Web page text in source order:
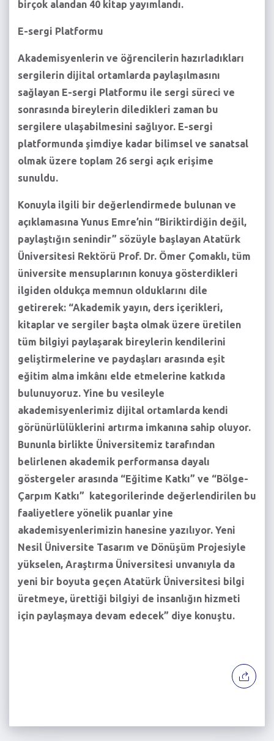
birçok alandan 40 kitap yayımlandı.
E-sergi Platformu
Akademisyenlerin ve öğrencilerin hazırladıkları
sergilerin dijital ortamlarda paylaşılmasını
sağlayan E-sergi Platformu ile sergi süreci ve
sonrasında bireylerin diledikleri zaman bu
sergilere ulaşabilmesini sağlıyor. E-sergi
platformunda şimdiye kadar bilimsel ve sanatsal
olmak üzere toplam 26 sergi açık erişime
sunuldu.
Konuyla ilgili bir değerlendirmede bulunan ve
açıklamasına Yunus Emre’nin “Biriktirdiğin değil,
paylaştığın senindir” sözüyle başlayan Atatürk
Üniversitesi Rektörü Prof. Dr. Ömer Çomaklı, tüm
üniversite mensuplarının konuya gösterdikleri
ilgiden oldukça memnun olduklarını dile
getirerek: “Akademik yayın, ders içerikleri,
kitaplar ve sergiler başta olmak üzere üretilen
tüm bilgiyi paylaşarak bireylerin kendilerini
geliştirmelerine ve paydaşları arasında eşit
eğitim alma imkânı elde etmelerine katkıda
bulunuyoruz. Yine bu vesileyle
akademisyenlerimiz dijital ortamlarda kendi
görünürlülüklerini artırma imkanına sahip oluyor.
Bununla birlikte Üniversitemiz tarafından
belirlenen akademik performansa dayalı
göstergeler arasında “Eğitime Katkı” ve “Bölge-
Çarpım Katkı” kategorilerinde değerlendirilen bu
faaliyetlere yönelik puanlar yine
akademisyenlerimizin hanesine yazılıyor. Yeni
Nesil Üniversite Tasarım ve Dönüşüm Projesiyle
yükselen, Araştırma Üniversitesi unvanıyla da
yeni bir boyuta geçen Atatürk Üniversitesi bilgi
üretmeye, ürettiği bilgiyi de insanlığın hizmeti
için paylaşmaya devam edecek” diye konuştu.